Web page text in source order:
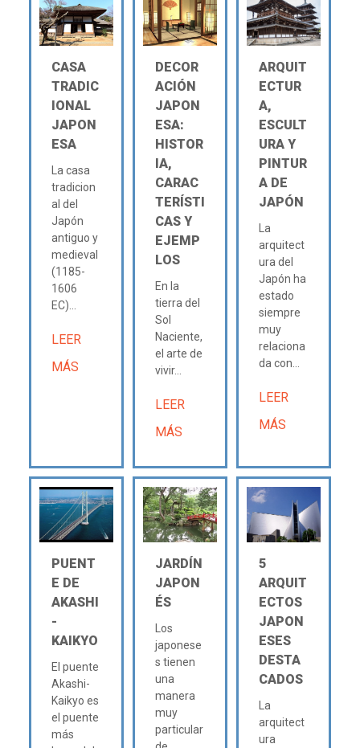
CASA
TRADIC
IONAL
JAPON
ESA
La casa
tradicion
al del
Japón
antiguo y
medieval
(1185-
1606
EC)...
LEER
MÁS
DECOR
ACIÓN
JAPON
ESA:
HISTOR
IA,
CARAC
TERÍSTI
CAS Y
EJEMP
LOS
En la
tierra del
Sol
Naciente,
el arte de
vivir...
LEER
MÁS
ARQUIT
ECTUR
A,
ESCULT
URA Y
PINTUR
A DE
JAPÓN
La
arquitect
ura del
Japón ha
estado
siempre
muy
relaciona
da con...
LEER
MÁS
PUENT
E DE
AKASHI
-
KAIKYO
El puente
Akashi-
Kaikyo es
el puente
más
JARDÍN
JAPON
ÉS
Los
japonese
s tienen
una
manera
muy
particular
5
ARQUIT
ECTOS
JAPON
ESES
DESTA
CADOS
La
arquitect
ura